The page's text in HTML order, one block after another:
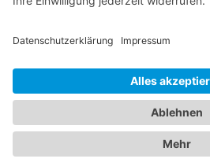
VerschlagwortetFernsehen
ZDF
Alle Fotos © Christoph Gramann
ImpressumDatenschutz